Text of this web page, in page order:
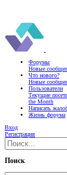
Форумы
Новые
Что нового?
Новые
Пользователи
Текущие
the Month
Написать
Жизнь форума
Вход
Регистрация
Поиск